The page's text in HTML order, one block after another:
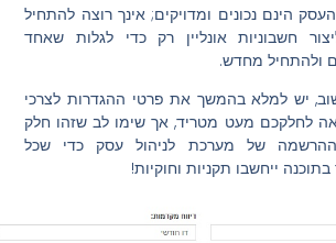
הינם נכונים ומדויקים; אינך רוצה להתחיל
חשבוניות אונליין רק כדי לגלות שאחד
מחדש.
יש למלא בהמשך את פרטי ההגדרות לצרכי
לחלקכם מעט מטריד, אך שימו לב שזהו חלק
של מערכת לניהול עסק כדי שכל
ייחשבו תקניות וחוקיות!